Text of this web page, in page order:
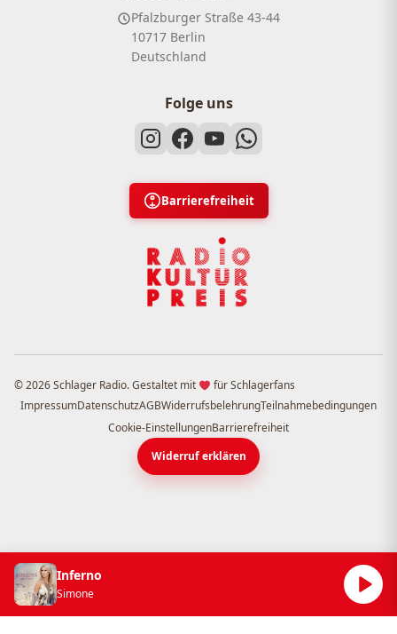
Pfalzburger Straße 43-44
10717 Berlin
Deutschland
Folge uns
Barrierefreiheit
© 2026 Schlager Radio. Gestaltet mit
für Schlagerfans
ImpressumDatenschutzAGBWiderrufsbelehrungTeilnahmebedingungen
Cookie-EinstellungenBarrierefreiheit
Widerruf erklären
Inferno
Simone